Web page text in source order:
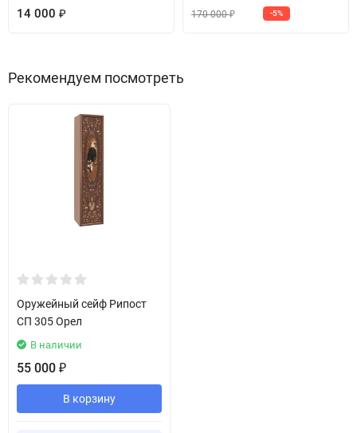
14 000 ₽ 170 000₽ -5%
Рекомендуем посмотреть
Оружейный сейф Рипост
СП 305 Орел
В наличии
55 000 ₽
В корзину